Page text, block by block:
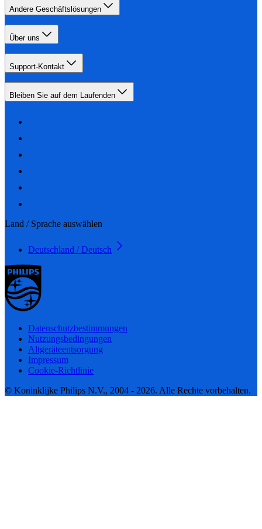
Andere Geschäftslösungen
Über uns
Support-Kontakt
Bleiben Sie auf dem Laufenden
Land / Sprache auswählen
Deutschland / Deutsch
Datenschutzbestimmungen
Nutzungsbedingungen
Altgeräteentsorgung
Impressum
Cookie-Richtlinie
© Koninklijke Philips N.V., 2004 - 2026. Alle Rechte vorbehalten.